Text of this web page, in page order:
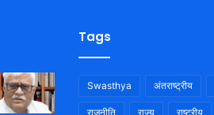
Tags
Swasthya अंतराष्ट्रीय
राजनीति राज्य राष्ट्रीय